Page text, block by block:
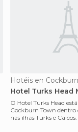
Hotéis en
Hotel Turks Head
O Hotel Turks Head
Cockburn Town dentro
nas ilhas Turks e